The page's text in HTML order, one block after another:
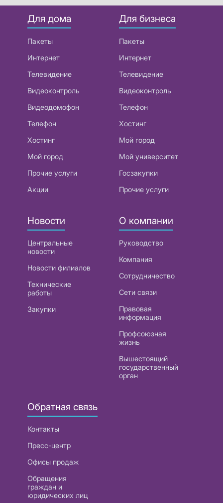
Для дома
Пакеты
Интернет
Телевидение
Видеоконтроль
Видеодомофон
Телефон
Хостинг
Мой город
Прочие услуги
Акции
Для бизнеса
Пакеты
Интернет
Телевидение
Видеоконтроль
Телефон
Хостинг
Мой город
Мой университет
Госзакупки
Прочие услуги
Новости
Центральные
новости
Новости филиалов
Технические
работы
Закупки
О компании
Руководство
Компания
Сотрудничество
Сети связи
Правовая
информация
Профсоюзная
жизнь
Вышестоящий
государственный
орган
Обратная связь
Контакты
Пресс-центр
Офисы продаж
Обращения
граждан и
юридических лиц